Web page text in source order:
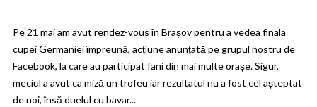
Pe 21 mai am avut rendez-vous în Brașov pentru a vedea finala
cupei Germaniei împreună, acțiune anunțată pe grupul nostru de
Facebook, la care au participat fani din mai multe orașe. Sigur,
meciul a avut ca miză un trofeu iar rezultatul nu a fost cel așteptat
de noi, însă duelul cu bavar...